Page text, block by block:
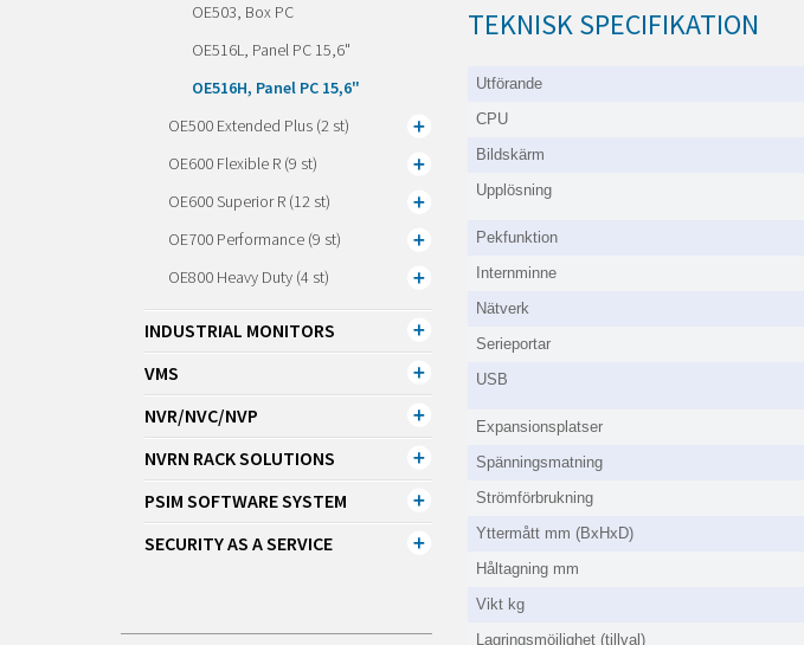
OE503, Box PC
OE516L, Panel PC 15,6"
OE516H, Panel PC 15,6"
OE500 Extended Plus (2 st)
OE600 Flexible R (9 st)
OE600 Superior R (12 st)
OE700 Performance (9 st)
OE800 Heavy Duty (4 st)
INDUSTRIAL MONITORS
VMS
NVR/NVC/NVP
NVRN RACK SOLUTIONS
PSIM SOFTWARE SYSTEM
SECURITY AS A SERVICE
TEKNISK SPECIFIKATION
Utförande
CPU
Bildskärm
Upplösning
Pekfunktion
Internminne
Nätverk
Serieportar
USB
Expansionsplatser
Spänningsmatning
Strömförbrukning
Yttermått mm (BxHxD)
Håltagning mm
Vikt kg
Lagringsmöjlighet (tillval)